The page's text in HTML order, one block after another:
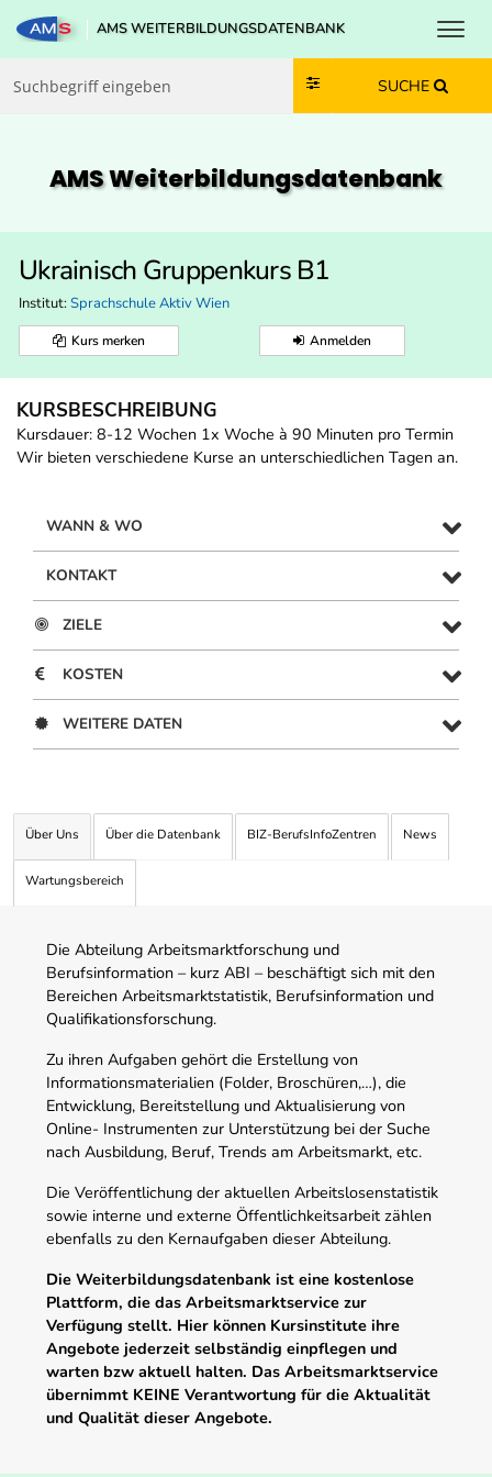
Zum Inhalt springen
Zum Navmenü springen
Zur Suche springen
Zur Footer springen
AMS WEITERBILDUNGSDATENBANK
SUCHE
AMS Weiterbildungs­datenbank
Ukrainisch Gruppenkurs B1
Institut: Sprachschule Aktiv Wien
Kurs merken Anmelden
KURSBESCHREIBUNG
Kursdauer: 8-12 Wochen 1x Woche à 90 Minuten pro Termin
Wir bieten verschiedene Kurse an unterschiedlichen Tagen an.
WANN & WO
KONTAKT
ZIELE
KOSTEN
WEITERE DATEN
Über Uns Über die Datenbank BIZ-BerufsInfoZentren News
Wartungsbereich
Die Abteilung Arbeitsmarktforschung und
Berufsinformation – kurz ABI – beschäftigt sich mit den
Bereichen Arbeitsmarktstatistik, Berufsinformation und
Qualifikationsforschung.
Zu ihren Aufgaben gehört die Erstellung von
Informationsmaterialien (Folder, Broschüren,…), die
Entwicklung, Bereitstellung und Aktualisierung von
Online- Instrumenten zur Unterstützung bei der Suche
nach Ausbildung, Beruf, Trends am Arbeitsmarkt, etc.
Die Veröffentlichung der aktuellen Arbeitslosenstatistik
sowie interne und externe Öffentlichkeitsarbeit zählen
ebenfalls zu den Kernaufgaben dieser Abteilung.
Die Weiterbildungsdatenbank ist eine kostenlose
Plattform, die das Arbeitsmarktservice zur
Verfügung stellt. Hier können Kursinstitute ihre
Angebote jederzeit selbständig einpflegen und
warten bzw aktuell halten. Das Arbeitsmarktservice
übernimmt KEINE Verantwortung für die Aktualität
und Qualität dieser Angebote.